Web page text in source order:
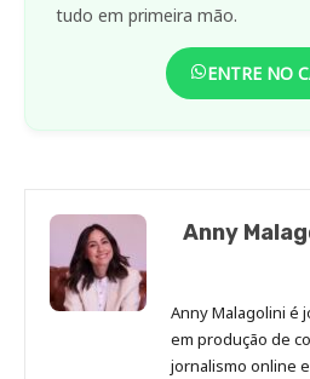
tudo em primeira mão.
ENTRE NO
Anny
Malagolini
no
Pinterest
Malagolini
no
LinkedIn
no
Anny Malagolini é
em produção de
jornalismo online